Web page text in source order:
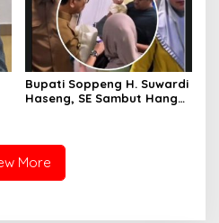
Bupati Soppeng H. Suwardi
Haseng, SE Sambut Hangat
More